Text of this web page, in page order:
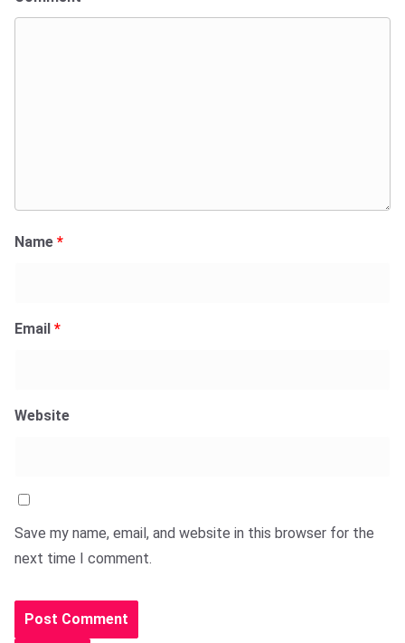
Name *
Email *
Website
Save my name, email, and website in this browser for the
next time I comment.